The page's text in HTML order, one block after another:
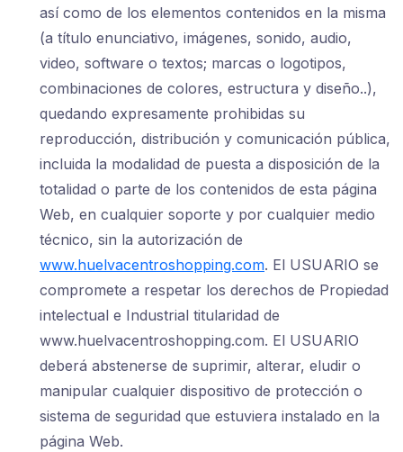
así como de los elementos contenidos en la misma
(a título enunciativo, imágenes, sonido, audio,
video, software o textos; marcas o logotipos,
combinaciones de colores, estructura y diseño..),
quedando expresamente prohibidas su
reproducción, distribución y comunicación pública,
incluida la modalidad de puesta a disposición de la
totalidad o parte de los contenidos de esta página
Web, en cualquier soporte y por cualquier medio
técnico, sin la autorización de
www.huelvacentroshopping.com. El USUARIO se
compromete a respetar los derechos de Propiedad
intelectual e Industrial titularidad de
www.huelvacentroshopping.com. El USUARIO
deberá abstenerse de suprimir, alterar, eludir o
manipular cualquier dispositivo de protección o
sistema de seguridad que estuviera instalado en la
página Web.